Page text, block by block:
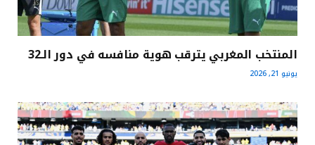
المنتخب المغربي يترقب هوية منافسه في دور الـ32
يونيو 21, 2026